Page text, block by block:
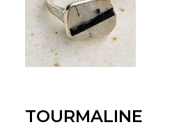
TOURMALINE